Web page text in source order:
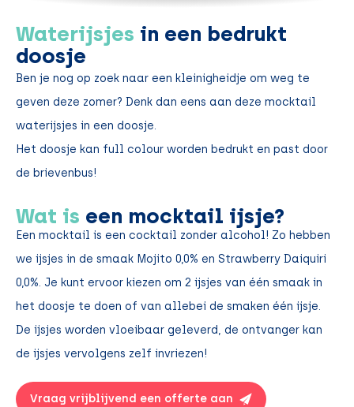
Waterijsjes in een bedrukt
doosje
Ben je nog op zoek naar een kleinigheidje om weg te
geven deze zomer? Denk dan eens aan deze mocktail
waterijsjes in een doosje.
Het doosje kan full colour worden bedrukt en past door
de brievenbus!
Wat is een mocktail ijsje?
Een mocktail is een cocktail zonder alcohol! Zo hebben
we ijsjes in de smaak Mojito 0,0% en Strawberry Daiquiri
0,0%. Je kunt ervoor kiezen om 2 ijsjes van één smaak in
het doosje te doen of van allebei de smaken één ijsje.
De ijsjes worden vloeibaar geleverd, de ontvanger kan
de ijsjes vervolgens zelf invriezen!
Vraag vrijblijvend een offerte aan